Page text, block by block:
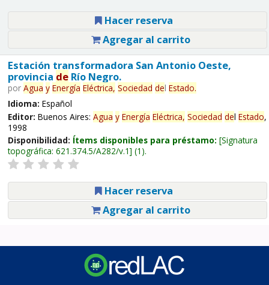
Hacer reserva
Agregar al carrito
Estación transformadora San Antonio Oeste,
provincia deRío Negro.
por Agua y Energía Eléctrica, Sociedad del Estado.
Idioma: Español
Editor: Buenos Aires: Agua y Energía Eléctrica, Sociedad del Estado,
1998
Disponibilidad: Ítems disponibles para préstamo: Signatura
topográfica: 621.374.5/A282/v.1 (1).
Hacer reserva
Agregar al carrito